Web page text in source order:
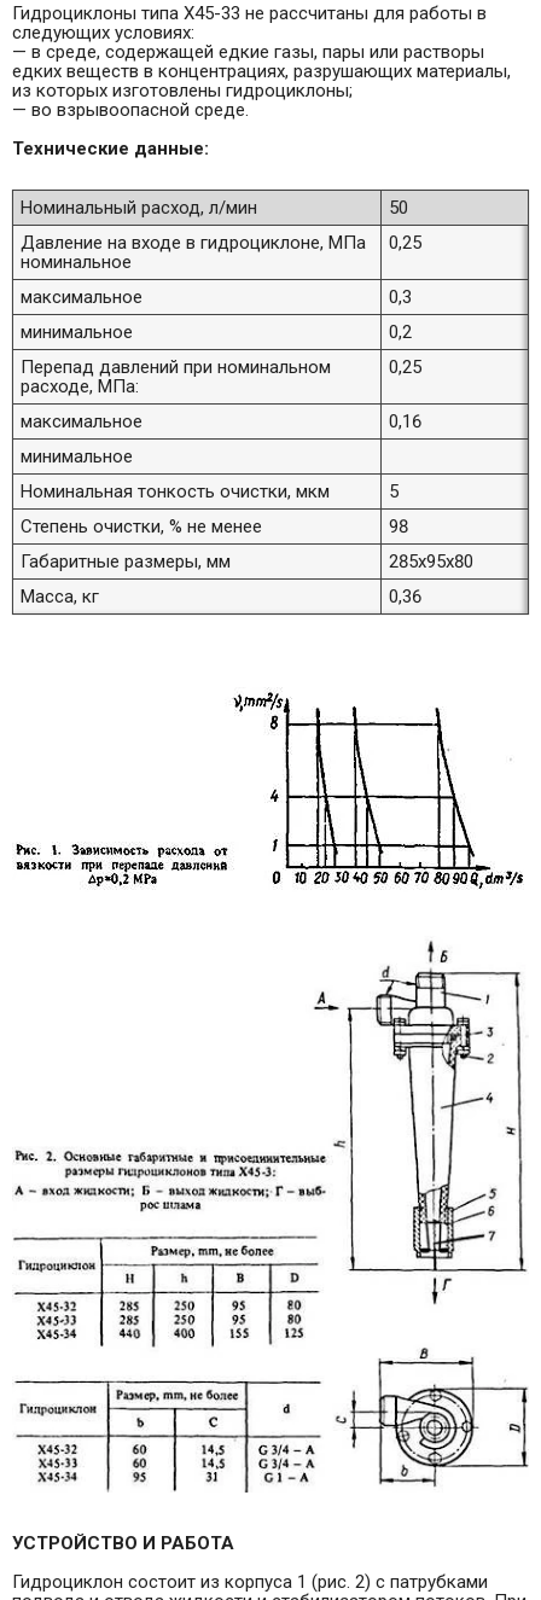
Гидроциклоны типа Х45-33 не рассчитаны для работы в
следующих условиях:
— в среде, содержащей едкие газы, пары или растворы
едких веществ в концентрациях, разрушающих материалы,
из которых изготовлены гидроциклоны;
— во взрывоопасной среде.
Технические данные:
Номинальный расход, л/мин
50
Давление на входе в гидроциклоне, МПа
номинальное
0,25
максимальное
0,3
минимальное
0,2
Перепад давлений при номинальном
расходе, МПа:
0,25
максимальное
0,16
минимальное
Номинальная тонкость очистки, мкм
5
Степень очистки, % не менее
98
Габаритные размеры, мм
285х95х80
Масса, кг
0,36
УСТРОЙСТВО И РАБОТА
Гидроциклон состоит из корпуса 1 (рис. 2) с патрубками